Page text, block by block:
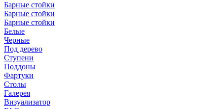
Барные стойки
Барные стойки
Барные стойки
Белые
Черные
Под дерево
Ступени
Поддоны
Фартуки
Столы
Галерея
Визуализатор